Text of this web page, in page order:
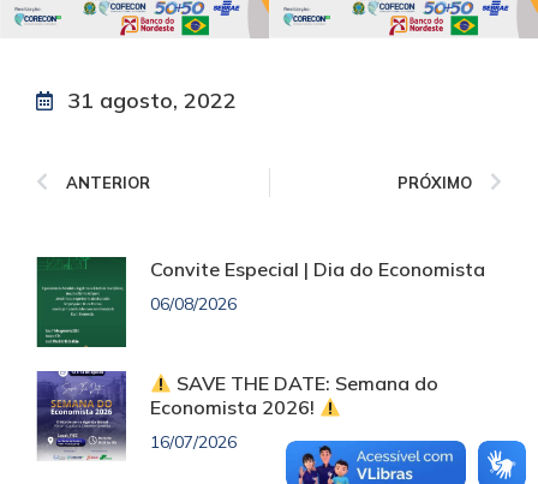
31 agosto, 2022
ANTERIOR PRÓXIMO
Convite Especial | Dia do Economista
06/08/2026
SAVE THE DATE: Semana do
Economista 2026!
16/07/2026